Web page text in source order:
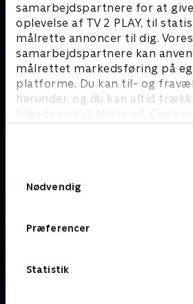
samarbejdspartnere for at
oplevelse af TV 2 PLAY, til
målrette annoncer til dig. Vores
samarbejdspartnere kan
målrettet markedsføring på
platforme. Du kan til- og
herunder, og du kan altid
tilbage ved at klikke på
Nødvendig
Præferencer
Statistik
Klovn
Komedie • 11 sæsoner